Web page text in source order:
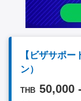
【ビザサポ
ン）
THB 50,000